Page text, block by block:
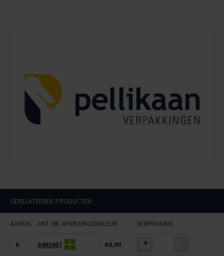
GERELATEERDE PRODUCTEN
AANTAL ART. NR.AFMETINGENKLEUR VERPAKKING
8401007 €0,00